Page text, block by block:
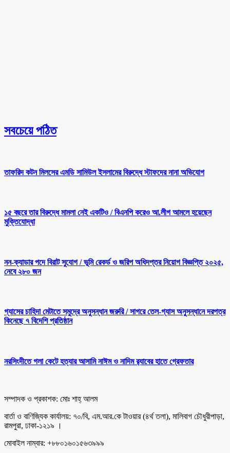
সবচেয়ে পঠিত
তাফরিদ কটন মিলসের এমডি সামিউল ইসলামের বিরুদ্ধে স্টাফদের নানা অভিযোগ
১৫ বছরে তার বিরুদ্ধে মামলা নেই একটিও /বিএনপি করেও আ.লীগ আমলে হয়েছেন
মুক্তিযোদ্ধা
নন-ক্যাডার পদে বিরাট সুযোগ /ভূমি রেকর্ড ও জরিপ অধিদপ্তর নিয়োগ বিজ্ঞপ্তি ২০২৫,
নেবে ২৮০ জন
গ্যাসের চাহিদা মেটাতে সমুদ্রে অনুসন্ধান জরুরি /সাগরে তেল-গ্যাস অনুসন্ধানে দরপত্র
কিনেছে ৭ বিদেশি প্রতিষ্ঠান
নরসিংদীতে গলা কেটে হত্যার আসামি নাঈম ও নাদিম র‍্যাবের হাতে গ্রেফতার
সম্পাদক ও প্রকাশক: মোঃ শাহ্ আলম
বার্তা ও বাণিজ্যিক কার্যালয়: ৭০/বি, এম.আর.কে টাওয়ার (৪র্থ তলা), মালিবাগ চৌধুরীপাড়া,
রামপুরা, ঢাকা-১২১৯ ।
মোবাইল নাম্বার: +৮৮০১৬০১৫৬৩৯৯৯